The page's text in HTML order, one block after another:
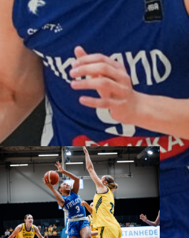
Suomen 16-vuotiaat pojat
ottivat vakuuttavan 85–45-voiton
Luxemburgista B-divisioonan
EM-kilpailuissa johtamalla
ottelua alusta loppuun. Suomi
kohtaa huomenna Ruotsin klo
19.30 Suomen aikaa.